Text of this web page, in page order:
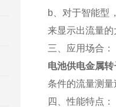
b、对于智能型
来显示出流量
三、应用场合：
电池供电金属
条件的流量测量
四、性能特点：